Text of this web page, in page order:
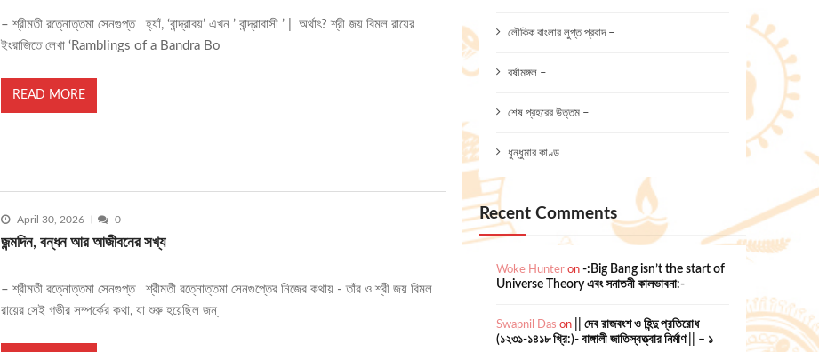
– শ্রীমতী রত্নোত্তমা সেনগুপ্ত হ্যাঁ, ‘বান্দ্রাবয়’ এখন ’ বান্দ্রাবাসী ’ | অর্থাৎ? শ্রী জয় বিমল রায়ের
ইংরাজিতে লেখা ‘Ramblings of a Bandra Bo
READ MORE
April 30, 2026 0
জন্মদিন, বন্ধন আর আজীবনের সখ্য
– শ্রীমতী রত্নোত্তমা সেনগুপ্ত শ্রীমতী রত্নোত্তমা সেনগুপ্তের নিজের কথায় - তাঁর ও শ্রী জয় বিমল
রায়ের সেই গভীর সম্পর্কের কথা, যা শুরু হয়েছিল জন্
লৌকিক বাংলার লুপ্ত প্রবাদ –
বর্ষামঙ্গল –
শেষ প্রহরের উত্তম –
ধুন্ধুমার কাণ্ড
Recent Comments
Woke Hunteron -:Big Bang isn’t the start of
Universe Theory এবং সনাতনী কালভাবনা:-
Swapnil Das on
|| দেব রাজবংশ ও হিন্দু প্রতিরোধ
(১২৩১-১৪১৮ খ্রি:)- বাঙ্গালী জাতিস্বত্ত্বার নির্মাণ || – ১